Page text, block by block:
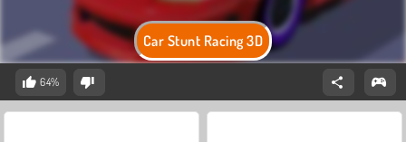
Car Stunt Racing 3D
64%